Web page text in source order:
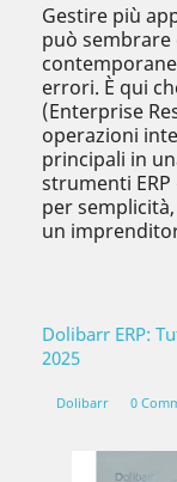
Gestire più
può
errori. È qui
(Enterprise
operazioni
principali in
strumenti
per
un
Dolibarr ERP:
2025
Dolibarr 0